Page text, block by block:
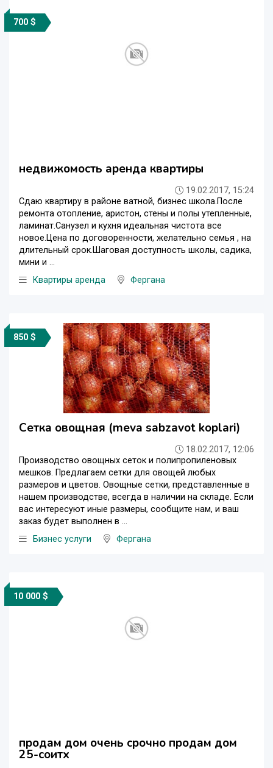
700 $
недвижомость аренда квартиры
19.02.2017, 15:24
Сдаю квартиру в районе ватной, бизнес школа.После
ремонта отопление, аристон, стены и полы утепленные,
ламинат.Санузел и кухня идеальная чистота все
новое.Цена по договоренности, желательно семья , на
длительный срок.Шаговая доступность школы, садика,
мини и ...
Квартиры аренда
Фергана
850 $
Сетка овощная (meva sabzavot koplari)
18.02.2017, 12:06
Производство овощных сеток и полипропиленовых
мешков. Предлагаем сетки для овощей любых
размеров и цветов. Овощные сетки, представленные в
нашем производстве, всегда в наличии на складе. Если
вас интересуют иные размеры, сообщите нам, и ваш
заказ будет выполнен в ...
Бизнес услуги
Фергана
10 000 $
продам дом очень срочно продам дом
25-соитх